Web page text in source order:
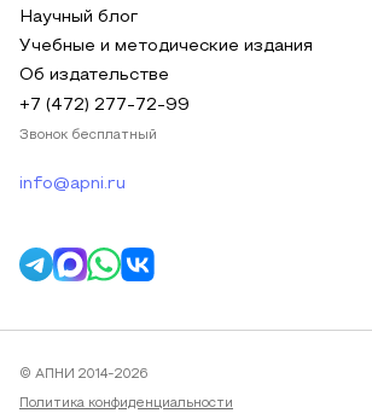
Научный блог
Учебные и методические издания
Об издательстве
+7 (472) 277-72-99
Звонок бесплатный
info@apni.ru
© АПНИ 2014-2026
Политика конфиденциальности